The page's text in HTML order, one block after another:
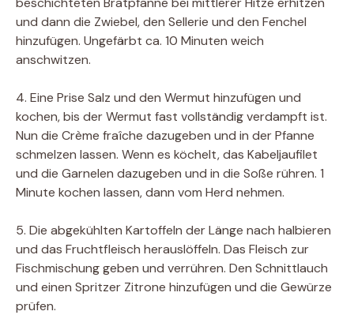
und dann die Zwiebel, den Sellerie und den Fenchel
hinzufügen. Ungefärbt ca. 10 Minuten weich
anschwitzen.
4. Eine Prise Salz und den Wermut hinzufügen und
kochen, bis der Wermut fast vollständig verdampft ist.
Nun die Crème fraîche dazugeben und in der Pfanne
schmelzen lassen. Wenn es köchelt, das Kabeljaufilet
und die Garnelen dazugeben und in die Soße rühren. 1
Minute kochen lassen, dann vom Herd nehmen.
5. Die abgekühlten Kartoffeln der Länge nach halbieren
und das Fruchtfleisch herauslöffeln. Das Fleisch zur
Fischmischung geben und verrühren. Den Schnittlauch
und einen Spritzer Zitrone hinzufügen und die Gewürze
prüfen.